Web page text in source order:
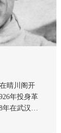
年投身革
年在武汉病
政治委